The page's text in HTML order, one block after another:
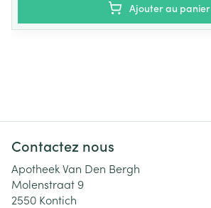
Ajouter au panier
Contactez nous
Apotheek Van Den Bergh
Molenstraat 9
2550 Kontich